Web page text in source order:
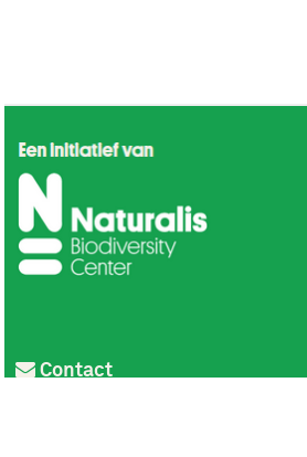
Contact